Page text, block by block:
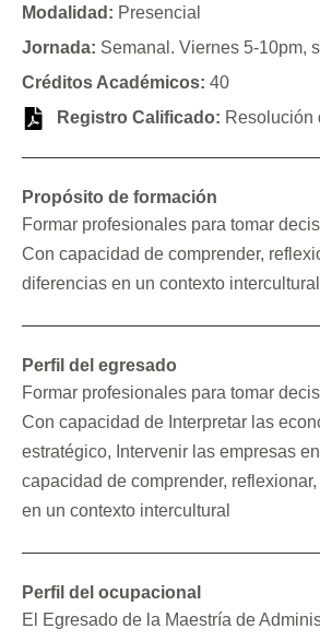
Modalidad: Presencial
Jornada: Semanal. Viernes 5-10pm,
Créditos Académicos: 40
Registro Calificado: Resolución
Propósito de formación
Formar profesionales para tomar
Con capacidad de comprender,
diferencias en un contexto
Perfil del egresado
Formar profesionales para tomar
Con capacidad de Interpretar las
estratégico, Intervenir las empresas
capacidad de comprender,
en un contexto intercultural
Perfil del ocupacional
El Egresado de la Maestría de